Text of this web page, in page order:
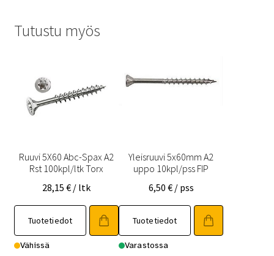
Tutustu myös
Ruuvi 5X60 Abc-Spax A2
Rst 100kpl/ltk Torx
28,15 € / ltk
Tuotetiedot
Vähissä
Yleisruuvi 5x60mm A2
uppo 10kpl/pss FIP
6,50 € / pss
Tuotetiedot
Varastossa